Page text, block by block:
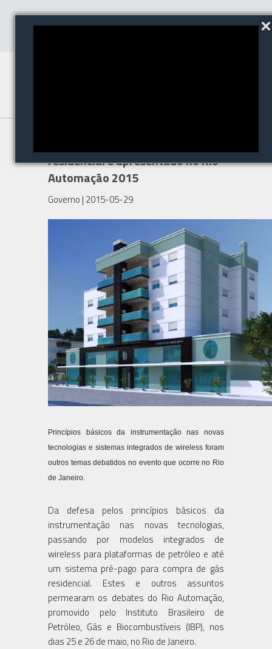
residencial é apresentado no Rio
Automação 2015
Governo | 2015-05-29
Princípios básicos da instrumentação nas novas
tecnologias e sistemas integrados de wireless foram
outros temas debatidos no evento que ocorre no Rio
de Janeiro.
Da defesa pelos princípios básicos da
instrumentação nas novas tecnologias,
passando por modelos integrados de
wireless para plataformas de petróleo e até
um sistema pré-pago para compra de gás
residencial. Estes e outros assuntos
permearam os debates do Rio Automação,
promovido pelo Instituto Brasileiro de
Petróleo, Gás e Biocombustíveis (IBP), nos
dias 25 e 26 de maio, no Rio de Janeiro.